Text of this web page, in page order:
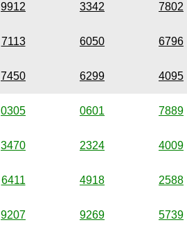
9912 3342 7802
7113 6050 6796
7450 6299 4095
0305 0601 7889
3470 2324 4009
6411 4918 2588
9207 9269 5739